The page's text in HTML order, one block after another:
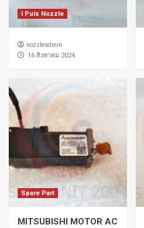
I Puls Nozzle
nozzleadmin
่16 สิงหาคม 2024
Spare Part
MITSUBISHI MOTOR AC